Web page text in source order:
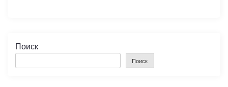
Поиск
Поиск